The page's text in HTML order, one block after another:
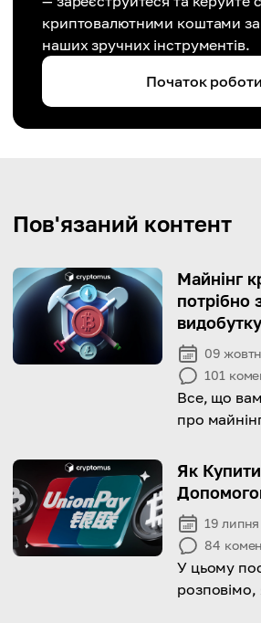
криптовалютними коштами
наших зручних інструментів.
Початок роботи
Пов'язаний контент
Майнінг
потрібно
09
101
Все, що
про
Як
19
84
У цьому
розповімо,